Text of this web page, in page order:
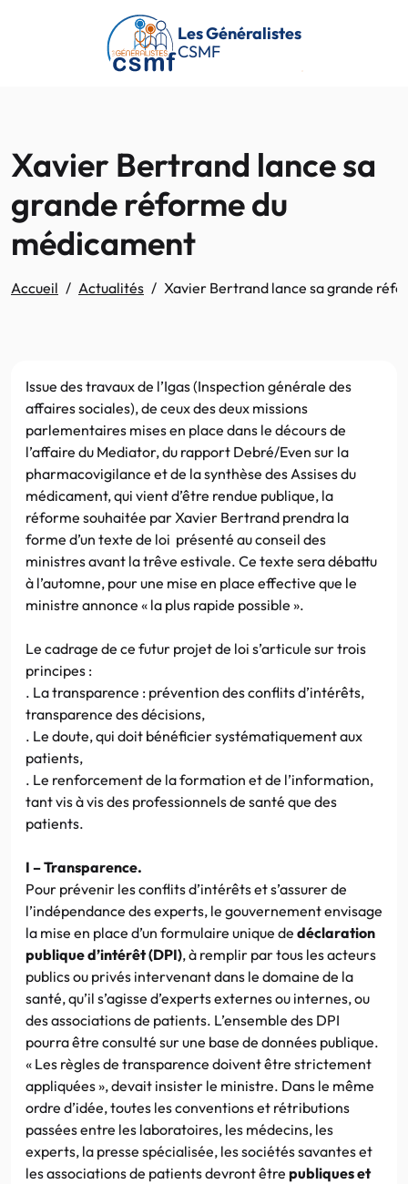
Passer au contenu principal
Les Généralistes
CSMF
Xavier Bertrand lance sa
grande réforme du
médicament
Accueil Actualités Xavier Bertrand lance sa grande
Issue des travaux de l’Igas (Inspection générale des
affaires sociales), de ceux des deux missions
parlementaires mises en place dans le décours de
l’affaire du Mediator, du rapport Debré/Even sur la
pharmacovigilance et de la synthèse des Assises du
médicament, qui vient d’être rendue publique, la
réforme souhaitée par Xavier Bertrand prendra la
forme d’un texte de loi présenté au conseil des
ministres avant la trêve estivale. Ce texte sera débattu
à l’automne, pour une mise en place effective que le
ministre annonce « la plus rapide possible ».
Le cadrage de ce futur projet de loi s’articule sur trois
principes :
. La transparence : prévention des conflits d’intérêts,
transparence des décisions,
. Le doute, qui doit bénéficier systématiquement aux
patients,
. Le renforcement de la formation et de l’information,
tant vis à vis des professionnels de santé que des
patients.
I – Transparence.
Pour prévenir les conflits d’intérêts et s’assurer de
l’indépendance des experts, le gouvernement envisage
la mise en place d’un formulaire unique de déclaration
publique d’intérêt (DPI), à remplir par tous les acteurs
publics ou privés intervenant dans le domaine de la
santé, qu’il s’agisse d’experts externes ou internes, ou
des associations de patients. L’ensemble des DPI
pourra être consulté sur une base de données publique.
« Les règles de transparence doivent être strictement
appliquées », devait insister le ministre. Dans le même
ordre d’idée, toutes les conventions et rétributions
passées entre les laboratoires, les médecins, les
experts, la presse spécialisée, les sociétés savantes et
les associations de patients devront être publiques et